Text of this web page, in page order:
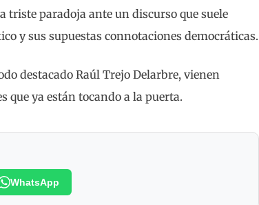
triste paradoja ante un discurso que suele
y sus supuestas connotaciones democráticas.
destacado Raúl Trejo Delarbre, vienen
que ya están tocando a la puerta.
WhatsApp